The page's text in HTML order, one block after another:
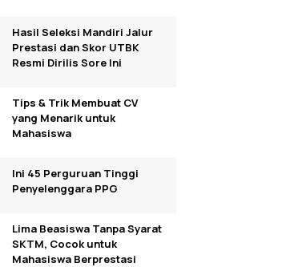
Hasil Seleksi Mandiri Jalur
Prestasi dan Skor UTBK
Resmi Dirilis Sore Ini
Tips & Trik Membuat CV
yang Menarik untuk
Mahasiswa
Ini 45 Perguruan Tinggi
Penyelenggara PPG
Lima Beasiswa Tanpa Syarat
SKTM, Cocok untuk
Mahasiswa Berprestasi